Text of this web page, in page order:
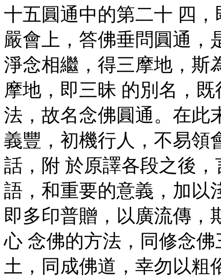
十五圓通中的第二十 四
嚴會上，答佛垂問圓通，
淨念相繼，得三摩地，斯
摩地，即三昧 的別名，
法，故名念佛圓通。在此
義豐，初機行人，不易領
話，附 於原譯各段之後
語，和重要的意義，加以
即多印普贈，以廣流傳，
心 念佛的方法，同修念
土，同成佛道，幸勿以粗